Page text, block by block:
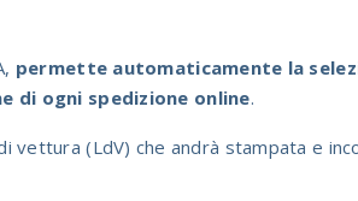
permette automaticamente la
di ogni spedizione online.
vettura (LdV) che andrà stampata e